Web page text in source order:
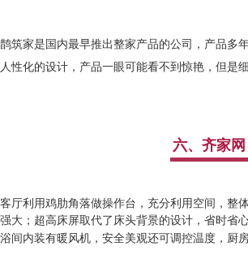
筑家是国内最早推出整家产品的公司，产品多
性化的设计，产品一眼可能看不到惊艳，但是
六、齐家网
厅利用鸡肋角落做操作台，充分利用空间，整
大；超高床屏取代了床头背景的设计，省时省
间内装有暖风机，安全美观还可调控温度，厨